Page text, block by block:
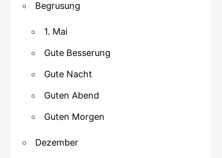
Begrusung
1. Mai
Gute Besserung
Gute Nacht
Guten Abend
Guten Morgen
Dezember